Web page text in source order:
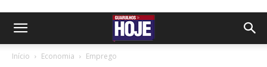
Início Economia Emprego